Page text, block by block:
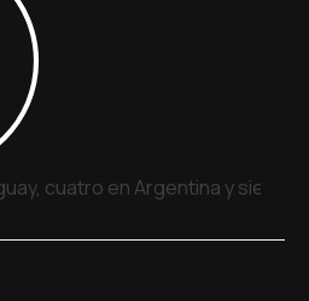
cuatro en Argentina y siete